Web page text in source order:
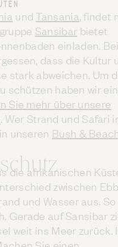
undTansania, findet
Sansibar bietet
einladen.
dass die Kultur
stark abweichen. Um
schützen haben wir
Sie mehr über unsere
. Wer Strand und Safari
unseren Bush & Beach
die afrikanischen
zwischen
und Wasser aus.
Gerade auf Sansibar
weit ins Meer zurück.